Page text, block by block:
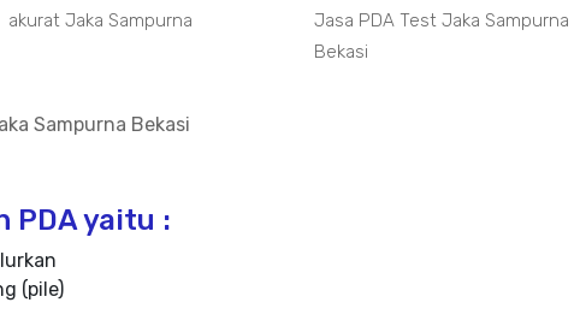
akurat Jaka Sampurna
Jasa PDA Test Jaka Sampurna
Bekasi
Sampurna Bekasi
PDA yaitu :
(pile)